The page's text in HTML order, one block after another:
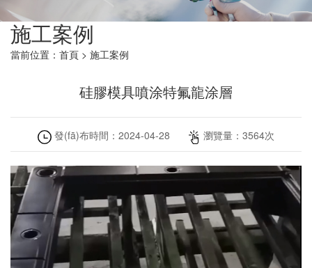
施工案例
當前位置： 首頁 > 施工案例
硅膠模具噴涂特氟龍涂層
發(fā)布時間： 2024-04-28 瀏覽量： 3564次